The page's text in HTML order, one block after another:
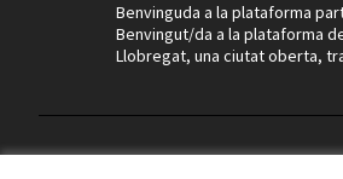
Benvinguda a la plataforma
Benvingut/da a la plataforma
Llobregat, una ciutat oberta,